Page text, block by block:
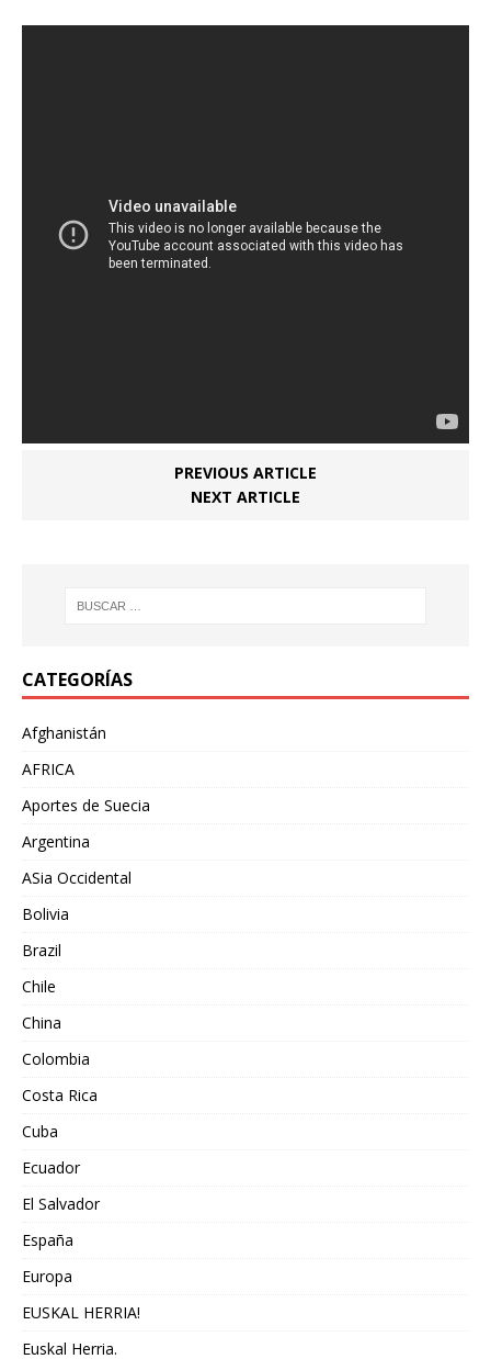
PREVIOUS ARTICLE
NEXT ARTICLE
CATEGORÍAS
Afghanistán
AFRICA
Aportes de Suecia
Argentina
ASia Occidental
Bolivia
Brazil
Chile
China
Colombia
Costa Rica
Cuba
Ecuador
El Salvador
España
Europa
EUSKAL HERRIA!
Euskal Herria.